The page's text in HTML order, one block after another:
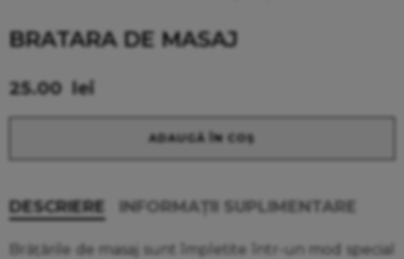
BRATARA DE MASAJ
25.00 lei
ADAUGĂ ÎN COȘ
DESCRIERE INFORMAȚII SUPLIMENTARE
Brățările de masaj sunt împletite într-un mod special